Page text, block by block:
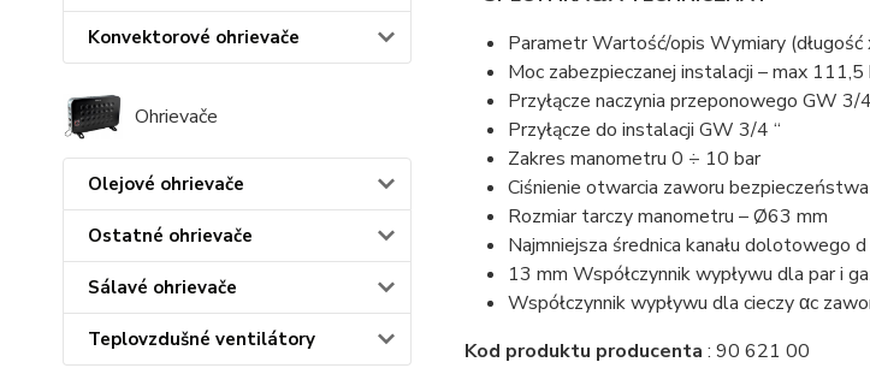
Konvektorové ohrievače
Ohrievače
Olejové ohrievače
Ostatné ohrievače
Sálavé ohrievače
Teplovzdušné ventilátory
Parametr Wartość/opis Wymiary
Moc zabezpieczanej instalacji – max
Przyłącze naczynia przeponowego GW 3/
Przyłącze do instalacji GW 3/4 “
Zakres manometru 0 ÷ 10 bar
Ciśnienie otwarcia zaworu
Rozmiar tarczy manometru – Ø63 mm
Najmniejsza średnica kanału dolotowego
13 mm Współczynnik wypływu dla par i
Współczynnik wypływu dla cieczy αc
Kod produktu producenta : 90 621 00